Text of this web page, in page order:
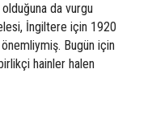
da vurgu
İngiltere için 1920
önemliymiş. Bugün için
hainler halen